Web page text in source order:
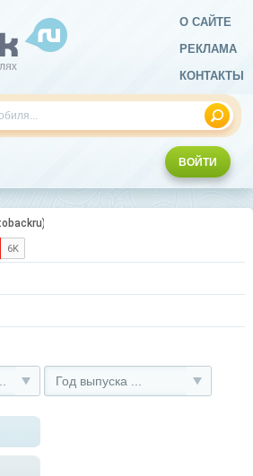
О САЙТЕ
РЕКЛАМА
КОНТАКТЫ
ВОЙТИ
Год выпуска ...